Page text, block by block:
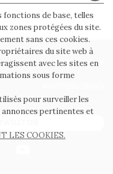
COOKIE POLICY
fonctions de base, telles
zones protégées du site.
sans ces cookies.
du site web à
avec les sites en
sous forme
pour surveiller les
pertinentes et
LES COOKIES.